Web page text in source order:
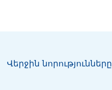
Վերջին նորությունները